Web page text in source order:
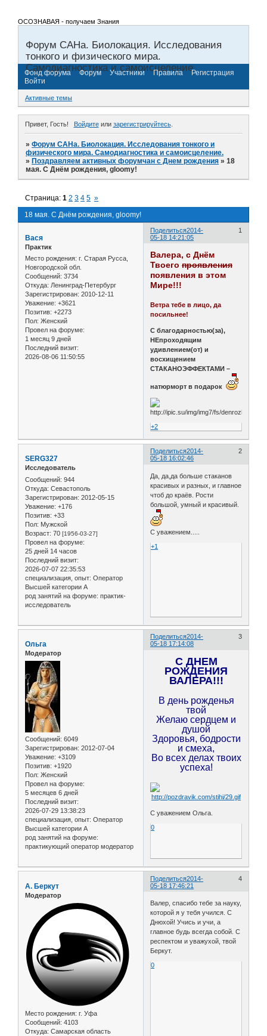
ОСОЗНАВАЯ - получаем Знания
Форум САНа. Биолокация. Исследования
тонкого и физического мира.
Самодиагностика и самоисцеление.
Фонд форума Форум Участники Правила
Регистрация
Войти
Активные темы
Привет, Гость! Войдитеили зарегистрируйтесь.
»Форум САНа. Биолокация. Исследования тонкого и
физического мира. Самодиагностика и самоисцеление.
»Поздравляем активных форумчан с Днем рождения »18
мая. С Днём рождения, gloomy!
18 мая. С Днём рождения, gloomy!
Страница:1 2 3 4 5 »
Поделиться 1
2014-
05-18 14:21:05
Вася
Практик
Место рождения: г. Старая Русса,
Новгородской обл.
Сообщений: 3734
Откуда: Ленинград-Петербург
Зарегистрирован: 2010-12-11
Уважение: +3621
Позитив: +2273
Пол: Женский
Провел на форуме:
1 месяц 9 дней
Последний визит:
2026-08-06 11:50:55
Валера, с Днём
Твоегопроявления
появления в этом
Мире!!!
Ветра тебе в лицо, да
посильнее!
С благодарностью(за),
НЕпроходящим
удивлением(от) и
восхищением
СТАКАНОЭФФЕКТАМИ –
натюрморт в подарок
+2
Поделиться 2
2014-
05-18 16:02:46
SERG327
Исследователь
Сообщений: 944
Откуда: Севастополь
Зарегистрирован: 2012-05-15
Уважение: +176
Позитив: +33
Пол: Мужской
Возраст: 70 [1956-03-27]
Провел на форуме:
25 дней 14 часов
Последний визит:
2026-07-07 22:35:53
специализация, опыт: Оператор
Высшей категории А
род занятий на форуме: практик-
исследователь
Да, да,да больше стаканов
красивых и разных, и главное
чтоб до краёв. Рости
большой, умный и красивый.
С уважением.....
+1
Поделиться 3
2014-
05-18 17:14:08
Ольга
Модератор
Сообщений: 6049
Зарегистрирован: 2012-07-04
Уважение: +3109
Позитив: +1920
Пол: Женский
Провел на форуме:
5 месяцев 6 дней
Последний визит:
2026-07-29 13:38:23
специализация, опыт: Оператор
Высшей категории А
род занятий на форуме:
практикующий оператор модератор
С ДНЕМ
РОЖДЕНИЯ
ВАЛЕРА!!!
В день рожденья
твой
Желаю сердцем и
душой
Здоровья, бодрости
и смеха,
Во всех делах твоих
успеха!
С уважением Ольга.
0
Поделиться 4
2014-
05-18 17:46:21
А. Беркут
Модератор
Место рождения: г. Уфа
Сообщений: 4103
Откуда: Самарская область
Валер, спасибо тебе за науку,
которой я у тебя учился. С
Днюхой! Учись и учи, а
главное будь всегда собой. С
респектом и уважухой, твой
Беркут.
0